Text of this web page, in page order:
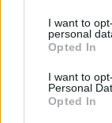
not limited to
grant or deny
use your data
consent section.
I want to
personal
Opted In
I want to
Personal
Opted In